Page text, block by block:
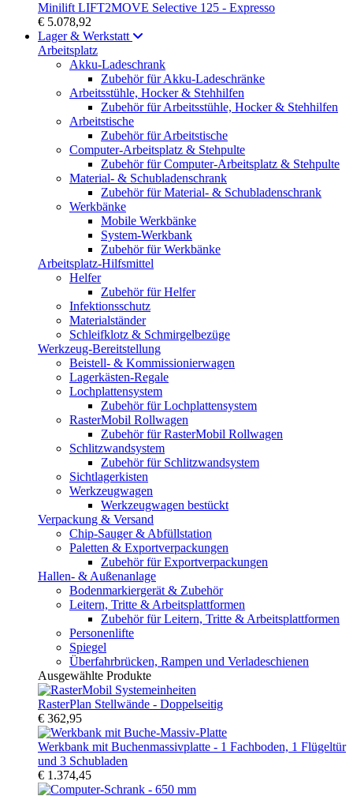
Minilift LIFT2MOVE Selective 125 - Expresso
€ 5.078,92
Lager & Werkstatt
Arbeitsplatz
Akku-Ladeschrank
Zubehör für Akku-Ladeschränke
Arbeitsstühle, Hocker & Stehhilfen
Zubehör für Arbeitsstühle, Hocker & Stehhilfen
Arbeitstische
Zubehör für Arbeitstische
Computer-Arbeitsplatz & Stehpulte
Zubehör für Computer-Arbeitsplatz & Stehpulte
Material- & Schubladenschrank
Zubehör für Material- & Schubladenschrank
Werkbänke
Mobile Werkbänke
System-Werkbank
Zubehör für Werkbänke
Arbeitsplatz-Hilfsmittel
Helfer
Zubehör für Helfer
Infektionsschutz
Materialständer
Schleifklotz & Schmirgelbezüge
Werkzeug-Bereitstellung
Beistell- & Kommissionierwagen
Lagerkästen-Regale
Lochplattensystem
Zubehör für Lochplattensystem
RasterMobil Rollwagen
Zubehör für RasterMobil Rollwagen
Schlitzwandsystem
Zubehör für Schlitzwandsystem
Sichtlagerkisten
Werkzeugwagen
Werkzeugwagen bestückt
Verpackung & Versand
Chip-Sauger & Abfüllstation
Paletten & Exportverpackungen
Zubehör für Exportverpackungen
Hallen- & Außenanlage
Bodenmarkiergerät & Zubehör
Leitern, Tritte & Arbeitsplattformen
Zubehör für Leitern, Tritte & Arbeitsplattformen
Personenlifte
Spiegel
Überfahrbrücken, Rampen und Verladeschienen
Ausgewählte Produkte
RasterPlan Stellwände - Doppelseitig
€ 362,95
Werkbank mit Buchenmassivplatte - 1 Fachboden, 1 Flügeltür
und 3 Schubladen
€ 1.374,45